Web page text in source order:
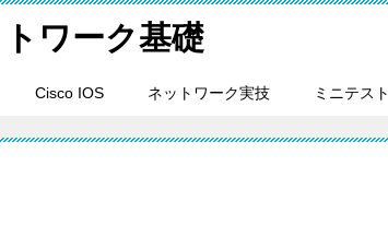
ワーク基礎
Cisco IOS ネットワーク実技 ミニテスト